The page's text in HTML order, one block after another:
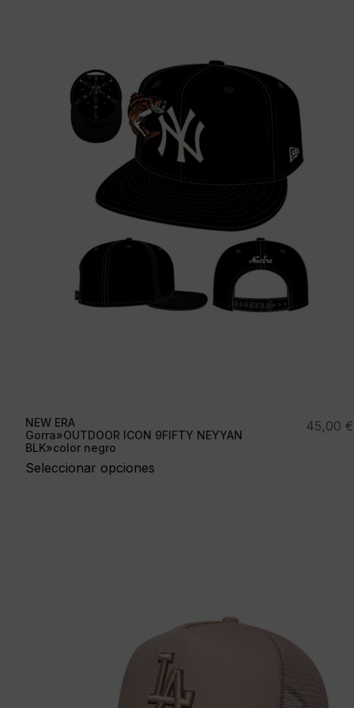
NEW ERA
Gorra»OUTDOOR ICON 9FIFTY NEYYAN
BLK»color negro
Seleccionar opciones
45,00 €